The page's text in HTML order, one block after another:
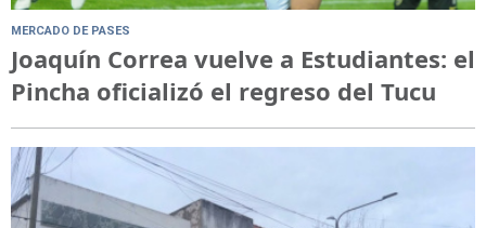
MERCADO DE PASES
Joaquín Correa vuelve a Estudiantes: el
Pincha oficializó el regreso del Tucu